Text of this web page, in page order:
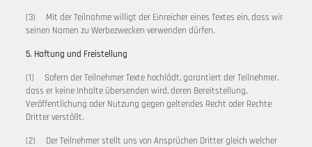
(3) Mit der Teilnahme willigt der Einreicher eines Textes ein, dass wir
seinen Namen zu Werbezwecken verwenden dürfen.
5. Haftung und Freistellung
(1) Sofern der Teilnehmer Texte hochlädt, garantiert der Teilnehmer,
dass er keine Inhalte übersenden wird, deren Bereitstellung,
Veröffentlichung oder Nutzung gegen geltendes Recht oder Rechte
Dritter verstößt.
(2) Der Teilnehmer stellt uns von Ansprüchen Dritter gleich welcher